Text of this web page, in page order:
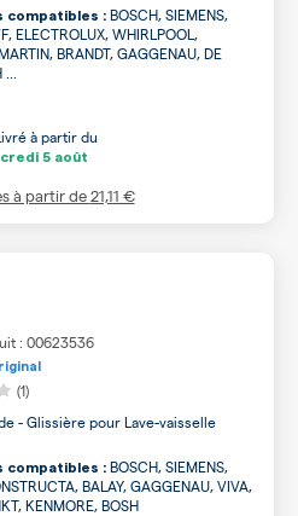
compatibles : BOSCH, SIEMENS,
ELECTROLUX, WHIRLPOOL,
BRANDT, GAGGENAU, DE
à partir du
5 août
à partir de21,11 €
: 00623536
(1)
- Glissière pour Lave-vaisselle
compatibles : BOSCH, SIEMENS,
BALAY, GAGGENAU, VIVA,
KENMORE, BOSH